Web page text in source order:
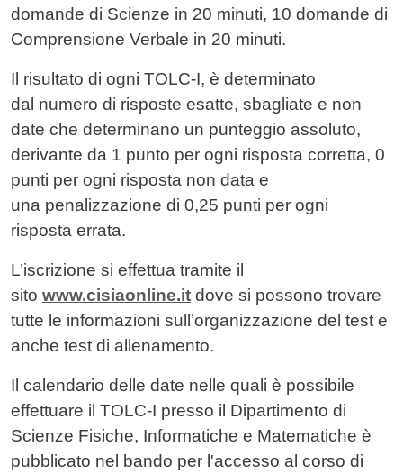
domande di Scienze in 20 minuti, 10 domande di
Comprensione Verbale in 20 minuti.
Il risultato di ogni TOLC-I, è determinato
dal numero di risposte esatte, sbagliate e non
date che determinano un punteggio assoluto,
derivante da 1 punto per ogni risposta corretta, 0
punti per ogni risposta non data e
una penalizzazione di 0,25 punti per ogni
risposta errata.
L’iscrizione si effettua tramite il
sito www.cisiaonline.it dove si possono trovare
tutte le informazioni sull’organizzazione del test e
anche test di allenamento.
Il calendario delle date nelle quali è possibile
effettuare il TOLC-I presso il Dipartimento di
Scienze Fisiche, Informatiche e Matematiche è
pubblicato nel bando per l'accesso al corso di